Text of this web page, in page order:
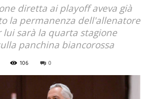
diretta ai playoff aveva già
la permanenza dell'allenatore
lui sarà la quarta stagione
panchina biancorossa
106 0